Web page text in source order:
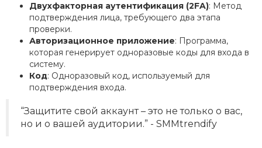
Двухфакторная аутентификация (2FA): Метод
подтверждения лица, требующего два этапа
проверки.
Авторизационное приложение: Программа,
которая генерирует одноразовые коды для входа в
систему.
Код: Одноразовый код, используемый для
подтверждения входа.
“Защитите свой аккаунт – это не только о вас,
но и о вашей аудитории.” - SMMtrendify